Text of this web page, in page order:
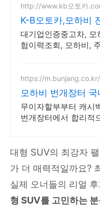
http://www.kb오토카
K-B오토카,모하비
대기업인증중고차, 모
험이력조회, 모하비,
율, 24시간실매물전
https://m.bunjang.co.kr/
모하비 번개장터 국
랜드 중고거래
무이자할부부터 캐시
번개장터에서 합리적
상의 신규 상품 업로드
대형 SUV의 최강자
가 더 매력적일까요?
실제 오너들의 리얼
형 SUV를 고민하는